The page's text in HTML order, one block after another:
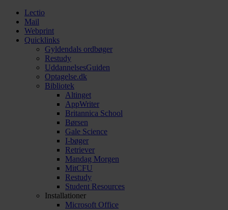
Lectio
Mail
Webprint
Quicklinks
Gyldendals ordbøger
Restudy
UddannelsesGuiden
Optagelse.dk
Bibliotek
Altinget
AppWriter
Britannica School
Børsen
Gale Science
I-bøger
Retriever
Mandag Morgen
MitCFU
Restudy
Student Resources
Installationer
Microsoft Office